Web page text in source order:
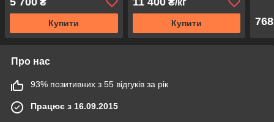
бетону від вологи сіра
AQUAMAT FLEX
Купити
Remmers Funcosil FC Plus
Купити 768
Про нас
93% позитивних з 55 відгуків за рік
Працює з 16.09.2015